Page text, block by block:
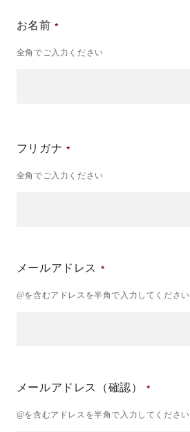
お名前
全角でご入力ください
フリガナ
全角でご入力ください
メールアドレス
@を含むアドレスを半角で入力してください
メールアドレス（確認）
@を含むアドレスを半角で入力してください